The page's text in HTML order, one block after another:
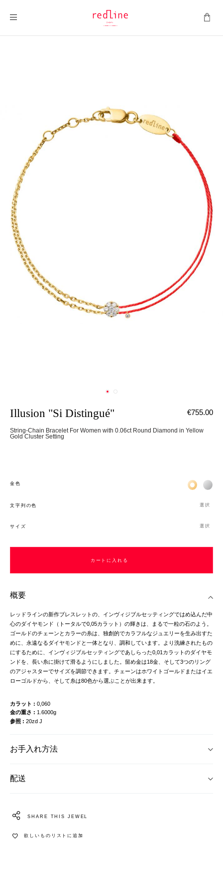
Illusion "Si Distingué"
String-Chain Bracelet For Women with 0.06ct Round Diamond in Yellow
Gold Cluster Setting
€755.00
金色 Жёлтое
文字列の色 選択
サイズ 選択
カートに入れる
概要
レッドラインの新作ブレスレットの、インヴィジブルセッティングではめ込んだ中
心のダイヤモンド（トータルで0,05カラット）の輝きは、まるで一粒の石のよう。
ゴールドのチェーンとカラーの糸は、独創的でカラフルなジュエリーを生み出すた
めに、永遠なるダイヤモンドと一体となり、調和しています。より洗練されたもの
にするために、インヴィジブルセッティングであしらった0,01カラットのダイヤモ
ンドを、長い糸に掛けて滑るようにしました。留め金は18金、そして3つのリング
のアジャスターでサイズを調節できます。チェーンはホワイトゴールドまたはイエ
ローゴルドから、そして糸は80色から選ぶことが出来ます。
カラット
0,060
金の重さ
1.6000g
参照
20zd J
お手入れ方法
配送
SHARE THIS JEWEL
欲しいものリストに追加